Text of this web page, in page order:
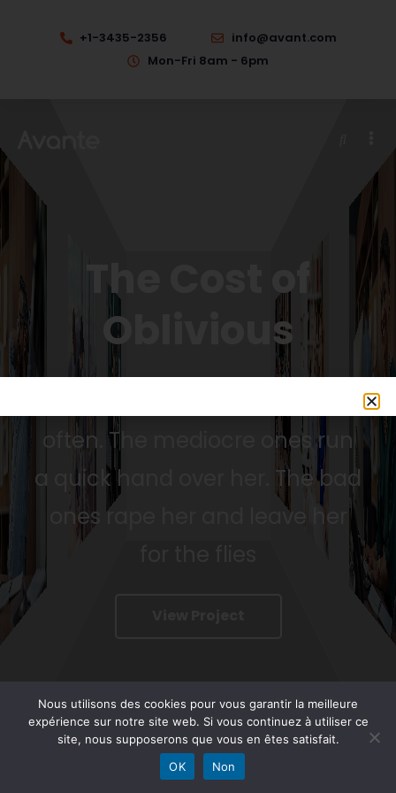
+1-3435-2356
info@avant.com
Mon-Fri 8am - 6pm
The Cost of
Oblivious
often. The mediocre ones run
a quick hand over her. The bad
ones rape her and leave her
Nous utilisons des cookies pour vous garantir la meilleure
expérience sur notre site web. Si vous continuez à utiliser ce
site, nous supposerons que vous en êtes satisfait.
OK
Non
Nous contacter